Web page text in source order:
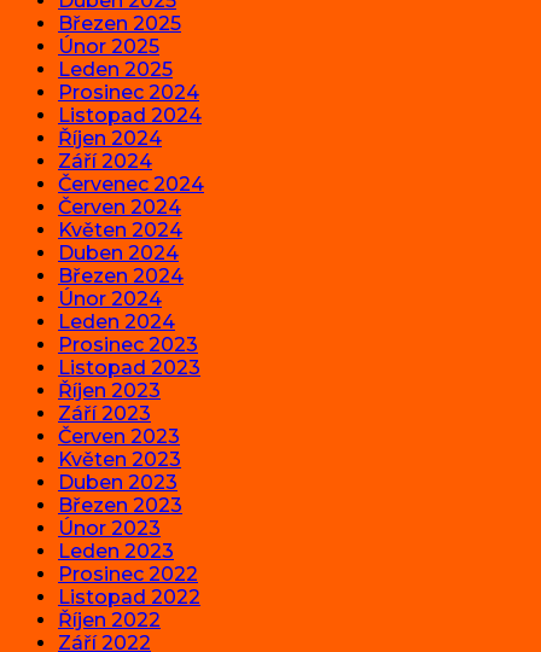
Březen 2025
Únor 2025
Leden 2025
Prosinec 2024
Listopad 2024
Říjen 2024
Září 2024
Červenec 2024
Červen 2024
Květen 2024
Duben 2024
Březen 2024
Únor 2024
Leden 2024
Prosinec 2023
Listopad 2023
Říjen 2023
Září 2023
Červen 2023
Květen 2023
Duben 2023
Březen 2023
Únor 2023
Leden 2023
Prosinec 2022
Listopad 2022
Říjen 2022
Září 2022